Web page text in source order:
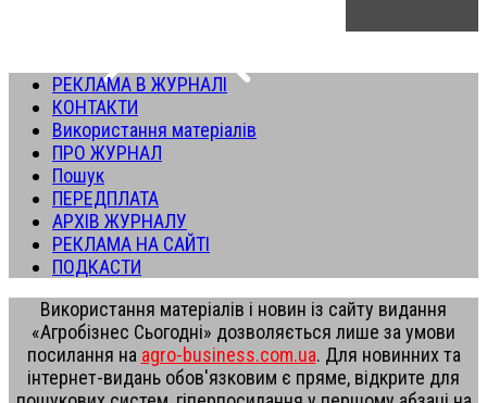
РЕКЛАМА В ЖУРНАЛІ
КОНТАКТИ
Використання матеріалів
ПРО ЖУРНАЛ
Пошук
ПЕРЕДПЛАТА
АРХІВ ЖУРНАЛУ
РЕКЛАМА НА САЙТІ
ПОДКАСТИ
Використання матеріалів і новин із сайту видання
«Агробізнес Сьогодні» дозволяється лише за умови
посилання на agro-business.com.ua. Для новинних та
інтернет-видань обов'язковим є пряме, відкрите для